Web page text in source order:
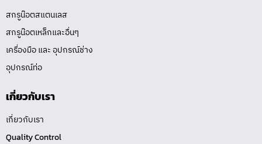
สกรูน๊อตสแตนเลส
สกรูน๊อตเหล็กและอื่นๆ
เครื่องมือ และ อุปกรณ์ช่าง
อุปกรณ์ท่อ
เกี่ยวกับเรา
เกี่ยวกับเรา
Quality Control